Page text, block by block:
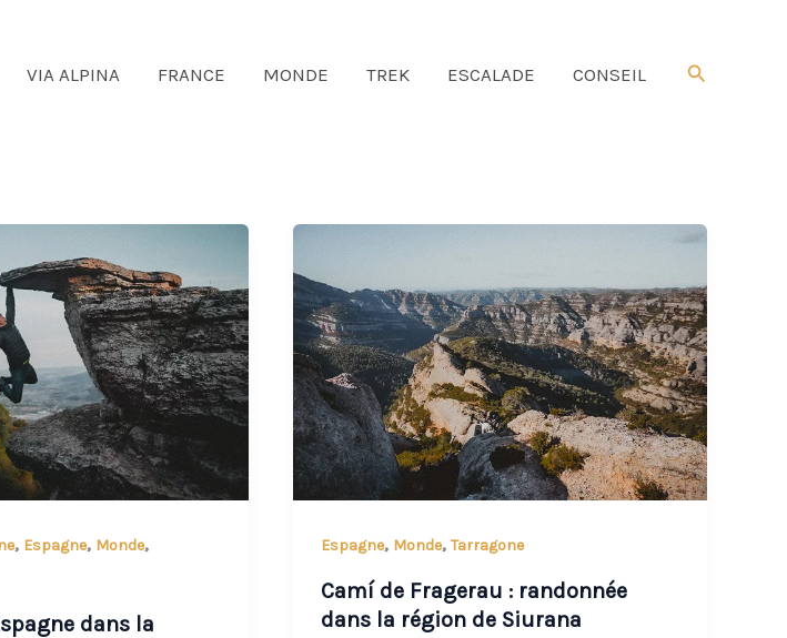
VIA ALPINA FRANCE MONDE TREK ESCALADE CONSEIL Rechercher
, Espagne, Monde,
dans la
Espagne, Monde,Tarragone
Camí de Fragerau : randonnée
dans la région de Siurana